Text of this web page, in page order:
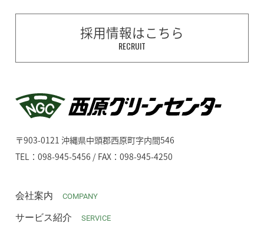
採用情報はこちら
RECRUIT
〒903-0121 沖縄県中頭郡西原町字内間546
TEL：098-945-5456 / FAX：098-945-4250
会社案内 COMPANY
サービス紹介 SERVICE